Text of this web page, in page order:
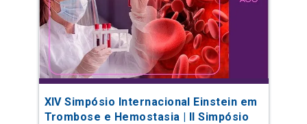
XIV Simpósio Internacional Einstein em
Trombose e Hemostasia | II Simpósio